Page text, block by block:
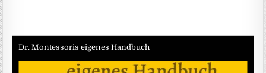
Dr. Montessoris eigenes Handbuch